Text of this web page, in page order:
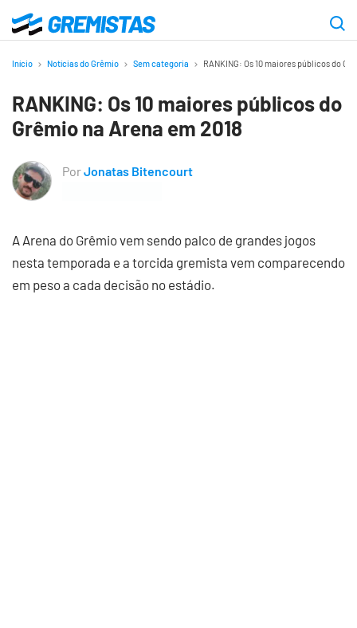
para
principal
Gremistas
Início Notícias do Grêmio Sem categoria RANKING: Os 10 maiores públicos do
RANKING: Os 10 maiores públicos do
Grêmio na Arena em 2018
PorJonatas Bitencourt
A Arena do Grêmio vem sendo palco de grandes jogos
nesta temporada e a torcida gremista vem comparecendo
em peso a cada decisão no estádio.